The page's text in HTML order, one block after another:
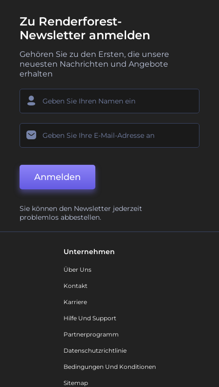
Zu Renderforest-
Newsletter anmelden
Gehören Sie zu den Ersten, die unsere
neuesten Nachrichten und Angebote
erhalten
Anmelden
Sie können den Newsletter jederzeit
problemlos abbestellen.
Unternehmen
Über Uns
Kontakt
Karriere
Hilfe Und Support
Partnerprogramm
Datenschutzrichtlinie
Bedingungen Und Konditionen
Sitemap